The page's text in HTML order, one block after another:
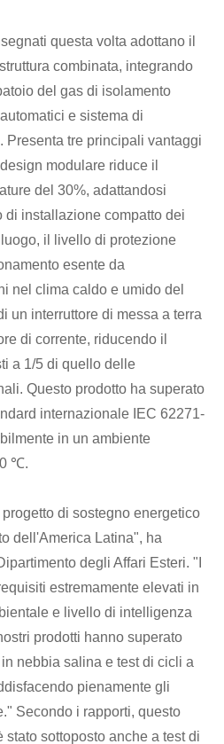
questa volta adottano il
combinata, integrando
del gas di isolamento
e sistema di
Presenta tre principali vantaggi
modulare riduce il
del 30%, adattandosi
di installazione compatto dei
il livello di protezione
esente da
nel clima caldo e umido del
un interruttore di messa a terra
di corrente, riducendo il
a 1/5 di quello delle
Questo prodotto ha superato
internazionale IEC 62271-
in un ambiente
℃.
di sostegno energetico
dell'America Latina", ha
degli Affari Esteri. "I
estremamente elevati in
e livello di intelligenza
prodotti hanno superato
nebbia salina e test di cicli a
pienamente gli
Secondo i rapporti, questo
stato sottoposto anche a test di